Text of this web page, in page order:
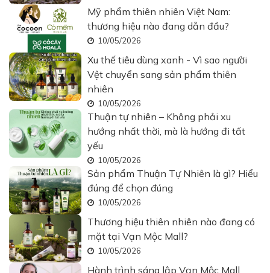
Mỹ phẩm thiên nhiên Việt Nam:
thương hiệu nào đang dẫn đầu?
10/05/2026
Xu thế tiêu dùng xanh - Vì sao người
Vệt chuyển sang sản phẩm thiên
nhiên
10/05/2026
Thuận tự nhiên – Không phải xu
hướng nhất thời, mà là hướng đi tất
yếu
10/05/2026
Sản phẩm Thuận Tự Nhiên là gì? Hiểu
đúng để chọn đúng
10/05/2026
Thương hiệu thiên nhiên nào đang có
mặt tại Vạn Mộc Mall?
10/05/2026
Hành trình sáng lập Vạn Mộc Mall